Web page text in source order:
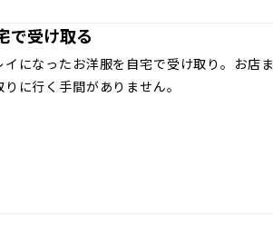
で受け取る
イになったお洋服を自宅で受け取り。お店ま
りに行く手間がありません。